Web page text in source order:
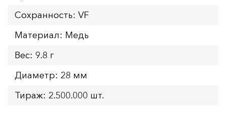
Сохранность: VF
Материал: Медь
Вес: 9.8 г
Диаметр: 28 мм
Тираж: 2.500.000 шт.